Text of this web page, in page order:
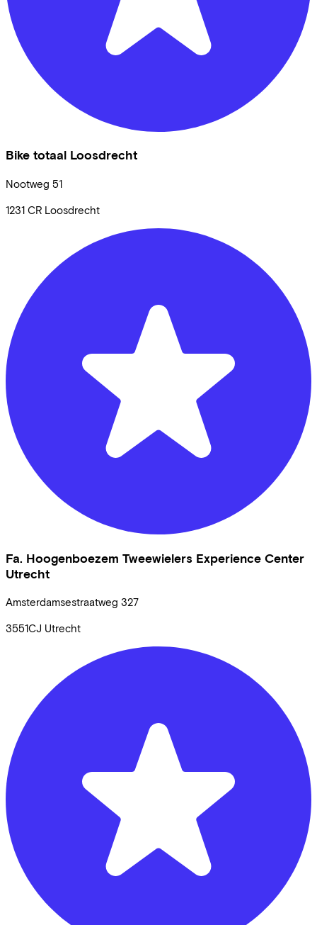
Bike totaal Loosdrecht
Nootweg 51
1231 CR Loosdrecht
Fa. Hoogenboezem Tweewielers Experience Center
Utrecht
Amsterdamsestraatweg 327
3551CJ Utrecht